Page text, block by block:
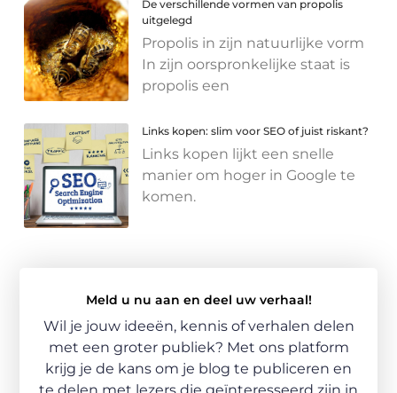
De verschillende vormen van propolis
uitgelegd
Propolis in zijn natuurlijke vorm
In zijn oorspronkelijke staat is
propolis een
Links kopen: slim voor SEO of juist riskant?
Links kopen lijkt een snelle
manier om hoger in Google te
komen.
Meld u nu aan en deel uw verhaal!
Wil je jouw ideeën, kennis of verhalen delen
met een groter publiek? Met ons platform
krijg je de kans om je blog te publiceren en